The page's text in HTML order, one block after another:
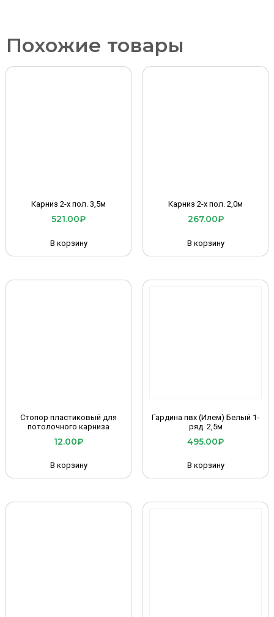
Похожие товары
Карниз 2-х пол. 3,5м
521.00₽
В корзину
Карниз 2-х пол. 2,0м
267.00₽
В корзину
Стопор пластиковый для
потолочного карниза
12.00₽
В корзину
Гардина пвх (Илем) Белый 1-
ряд. 2,5м
495.00₽
В корзину